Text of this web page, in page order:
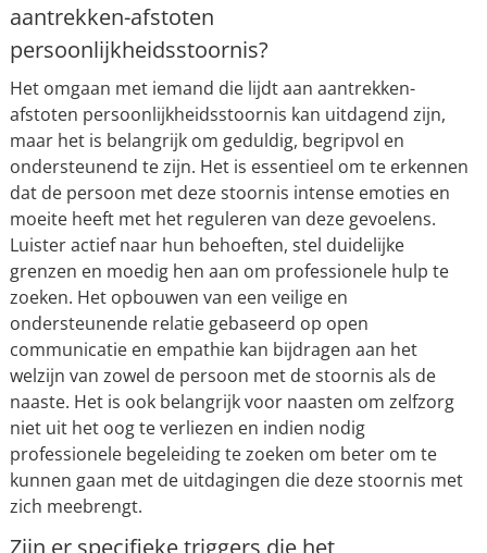
aantrekken-afstoten
persoonlijkheidsstoornis?
Het omgaan met iemand die lijdt aan aantrekken-
afstoten persoonlijkheidsstoornis kan uitdagend zijn,
maar het is belangrijk om geduldig, begripvol en
ondersteunend te zijn. Het is essentieel om te erkennen
dat de persoon met deze stoornis intense emoties en
moeite heeft met het reguleren van deze gevoelens.
Luister actief naar hun behoeften, stel duidelijke
grenzen en moedig hen aan om professionele hulp te
zoeken. Het opbouwen van een veilige en
ondersteunende relatie gebaseerd op open
communicatie en empathie kan bijdragen aan het
welzijn van zowel de persoon met de stoornis als de
naaste. Het is ook belangrijk voor naasten om zelfzorg
niet uit het oog te verliezen en indien nodig
professionele begeleiding te zoeken om beter om te
kunnen gaan met de uitdagingen die deze stoornis met
zich meebrengt.
Zijn er specifieke triggers die het